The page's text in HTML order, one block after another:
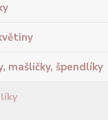
mašličky, špendlíky